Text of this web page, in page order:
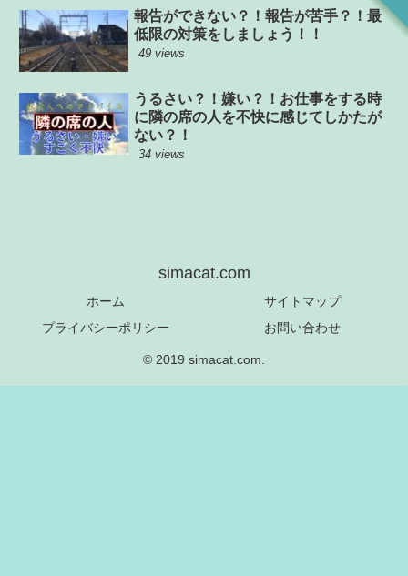
報告ができない？！報告が苦手？！最
低限の対策をしましょう！！
49 views
うるさい？！嫌い？！お仕事をする時
に隣の席の人を不快に感じてしかたが
ない？！
34 views
simacat.com
ホーム
サイトマップ
プライバシーポリシー
お問い合わせ
© 2019 simacat.com.